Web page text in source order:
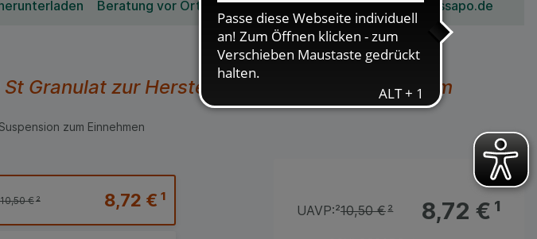
Beratung vor Ort Bonusprogramm Jobs Über Schlossapo.de
Granulat zur Herstellung einer Suspension zum
zum Einnehmen
8,72 €¹
10,50 €² 8,72 €¹
UAVP:²10,50 €²